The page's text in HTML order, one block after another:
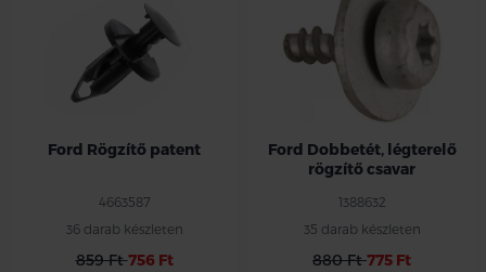
Ford Rögzítő patent
4663587
36 darab készleten
859 Ft756 Ft
Ford Dobbetét, légterelő
rögzítő csavar
1388632
35 darab készleten
880 Ft775 Ft